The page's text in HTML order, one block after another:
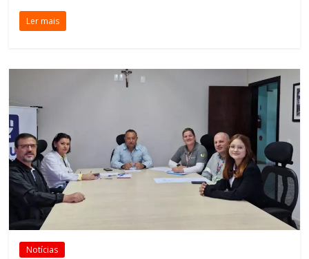
Ler mais
Notícias